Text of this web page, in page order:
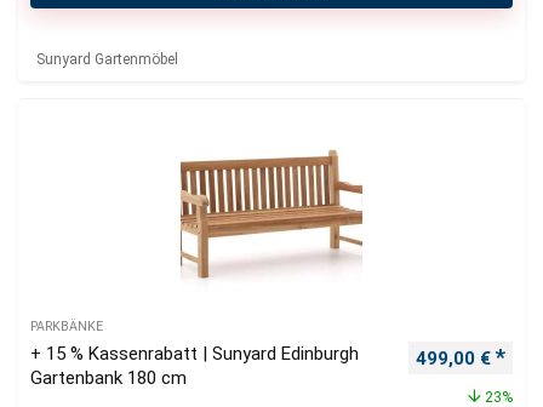
Sunyard Gartenmöbel
PARKBÄNKE
+ 15 % Kassenrabatt | Sunyard Edinburgh
Gartenbank 180 cm
499,00 €
23%